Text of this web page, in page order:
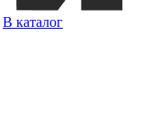
В каталог